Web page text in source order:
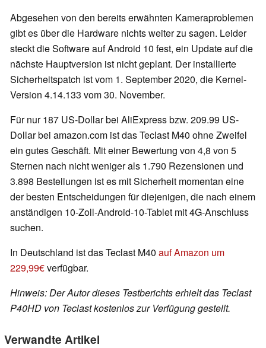
Abgesehen von den bereits erwähnten Kameraproblemen
gibt es über die Hardware nichts weiter zu sagen. Leider
steckt die Software auf Android 10 fest, ein Update auf die
nächste Hauptversion ist nicht geplant. Der installierte
Sicherheitspatch ist vom 1. September 2020, die Kernel-
Version 4.14.133 vom 30. November.
Für nur 187 US-Dollar bei AliExpress bzw. 209.99 US-
Dollar bei amazon.com ist das Teclast M40 ohne Zweifel
ein gutes Geschäft. Mit einer Bewertung von 4,8 von 5
Sternen nach nicht weniger als 1.790 Rezensionen und
3.898 Bestellungen ist es mit Sicherheit momentan eine
der besten Entscheidungen für diejenigen, die nach einem
anständigen 10-Zoll-Android-10-Tablet mit 4G-Anschluss
suchen.
In Deutschland ist das Teclast M40 auf Amazon um
229,99€verfügbar.
Hinweis: Der Autor dieses Testberichts erhielt das Teclast
P40HD von Teclast kostenlos zur Verfügung gestellt.
Verwandte Artikel